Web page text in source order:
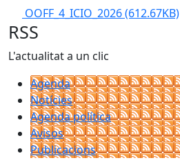
OOFF_4_ICIO_2026(612.67KB)
RSS
L'actualitat a un clic
Agenda
Notícies
Agenda política
Avisos
Publicacions